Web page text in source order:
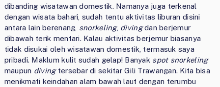
dibanding wisatawan domestik. Namanya juga terkenal
dengan wisata bahari, sudah tentu aktivitas liburan disini
antara lain berenang, snorkeling, divingdan berjemur
dibawah terik mentari. Kalau aktivitas berjemur biasanya
tidak disukai oleh wisatawan domestik, termasuk saya
pribadi. Maklum kulit sudah gelap! Banyak spot snorkeling
maupun divingtersebar di sekitar Gili Trawangan. Kita bisa
menikmati keindahan alam bawah laut dengan terumbu